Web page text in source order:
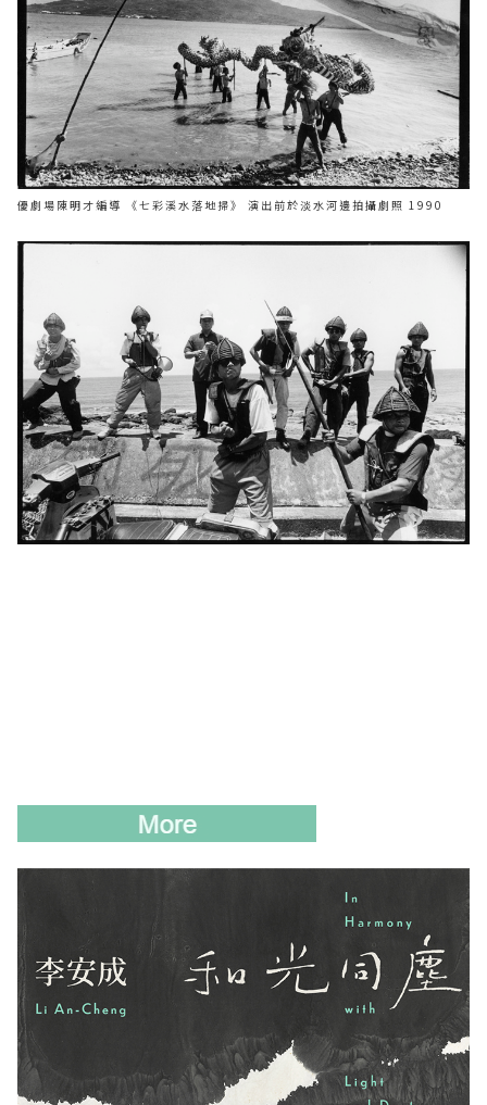
優劇場陳明才編導 《七彩溪水落地掃》 演出前於淡水河邊拍攝劇照 1990